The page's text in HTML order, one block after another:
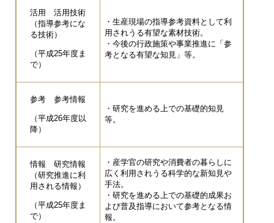
活用 活用技術
（指導参考にな
る技術）
（平成25年度ま
で）
・生産現場の指導参考資料として利
用されうる有望な素材技術。
・今後の行政施策や事業推進に「参
考となる有望な知見」等。
参考 参考情報
（平成26年度以
降）
・研究を進める上での基礎的知見
等。
情報 研究情報
（研究推進に利
用される情報）
（平成25年度ま
で）
・産学官の研究や消費者の暮らしに
広く利用されうる科学的な新知見や
手法。
・研究を進める上での基礎的成果お
よび普及指導において参考となる情
報。